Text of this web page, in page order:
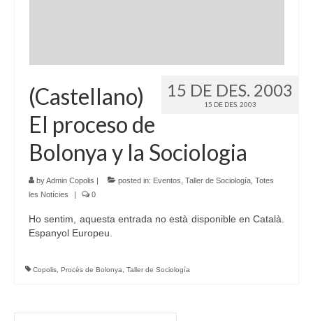
15 DE DES. 2003
15 DE DES. 2003
(Castellano)
El proceso de
Bolonya y la Sociologia
byAdmin Copolis posted in: Eventos Taller de Sociología Totes
les Notícies
0
Ho sentim, aquesta entrada no està disponible en Català.
Espanyol Europeu.
Copolis, Procés de Bolonya, Taller de Sociología